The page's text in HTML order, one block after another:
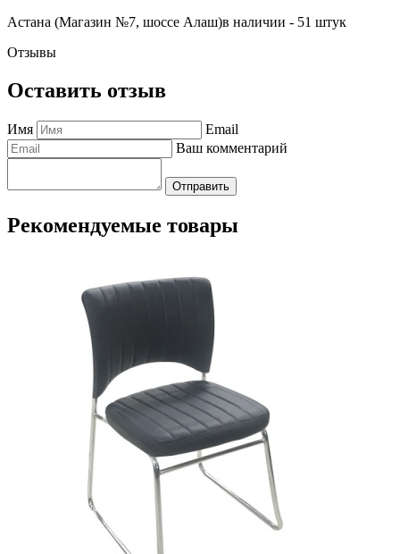
Астана (Магазин №7, шоссе Алаш)в наличии - 51 штук
Отзывы
Оставить отзыв
Имя
Email
Ваш комментарий
Отправить
Рекомендуемые товары